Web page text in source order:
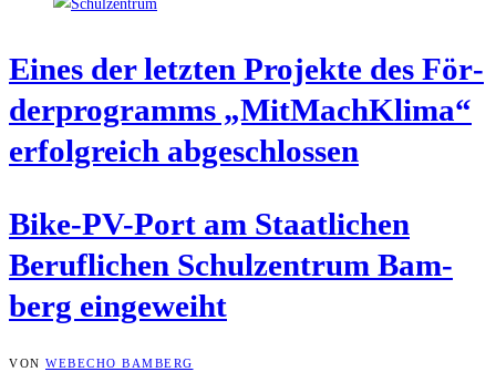
Eines der letz­ten Pro­jek­te des För­
der­pro­gramms „Mit­Mach­Kli­ma“
erfolg­reich abgeschlossen
Bike-PV-Port am Staat­li­chen
Beruf­li­chen Schul­zen­trum Bam­
berg eingeweiht
VON WEBECHO BAMBERG